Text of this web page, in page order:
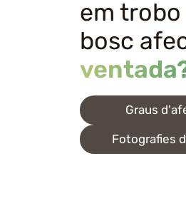
em trobo
bosc
Graus
Fotografies